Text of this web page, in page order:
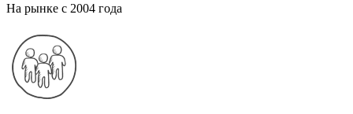
На рынке с 2004 года